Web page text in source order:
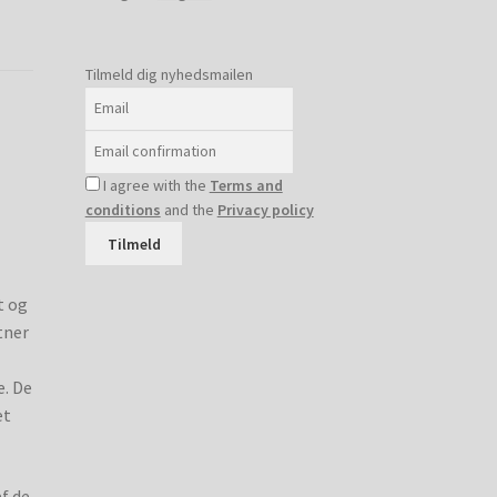
og
De
Tilmeld dig nyhedsmailen
I agree with the Terms and
conditions and the Privacy policy
Tilmeld